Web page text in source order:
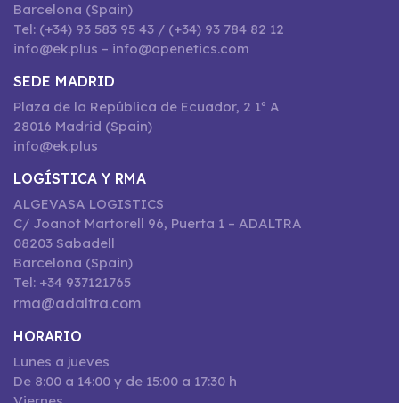
Barcelona (Spain)
Tel: (+34) 93 583 95 43 / (+34) 93 784 82 12
info@ek.plus – info@openetics.com
SEDE MADRID
Plaza de la República de Ecuador, 2 1º A
28016 Madrid (Spain)
info@ek.plus
LOGÍSTICA Y RMA
ALGEVASA LOGISTICS
C/ Joanot Martorell 96, Puerta 1 – ADALTRA
08203 Sabadell
Barcelona (Spain)
Tel: +34 937121765
rma@adaltra.com
HORARIO
Lunes a jueves
De 8:00 a 14:00 y de 15:00 a 17:30 h